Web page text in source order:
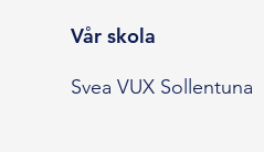
Vår skola
Svea VUX Sollentuna